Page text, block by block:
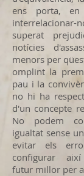
ens porta, en
interrelacionar-
superat
notícies
menors per
omplint la
pau i la
no hi ha
d'un concepte
No podem
igualtat sense
evitar els
configurar
futur millor per